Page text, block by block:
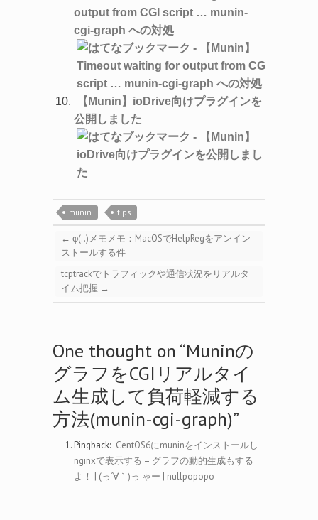
output from CGI script … munin-
cgi-graph への対処
【Munin】ioDrive向けプラグインを
公開しました
munin tips
← φ(..)メモメモ：MacOSでHelpRegをアンイン
ストールする件
tcptrackでトラフィックや通信状況をリアルタ
イム把握 →
One thought on “Muninの
グラフをCGIリアルタイ
ム生成して負荷軽減する
方法(munin-cgi-graph)”
Pingback: CentOS6にmuninをインストールし
nginxで表示する – グラフの動的生成もする
よ！ | (っ´∀｀)っ ゃー | nullpopopo